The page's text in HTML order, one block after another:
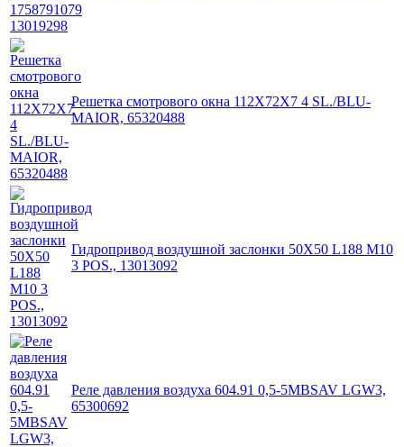
Решетка смотрового окна 112X72X7 4 SL./BLU-
MAIOR, 65320488
Гидропривод воздушной заслонки 50X50 L188 M10
3 POS., 13013092
Реле давления воздуха 604.91 0,5-5MBSAV LGW3,
65300692